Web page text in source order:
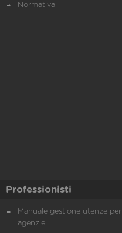
Normativa
Professionisti
Manuale gestione utenze per
agenzie